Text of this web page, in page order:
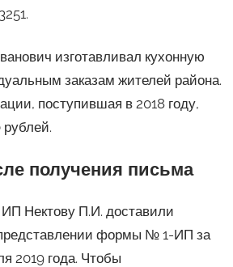
изготавливал кухонную
заказам жителей района.
поступившая в 2018 году,
получения письма
Нектову П.И. доставили
формы № 1-ИП за
2019 года. Чтобы